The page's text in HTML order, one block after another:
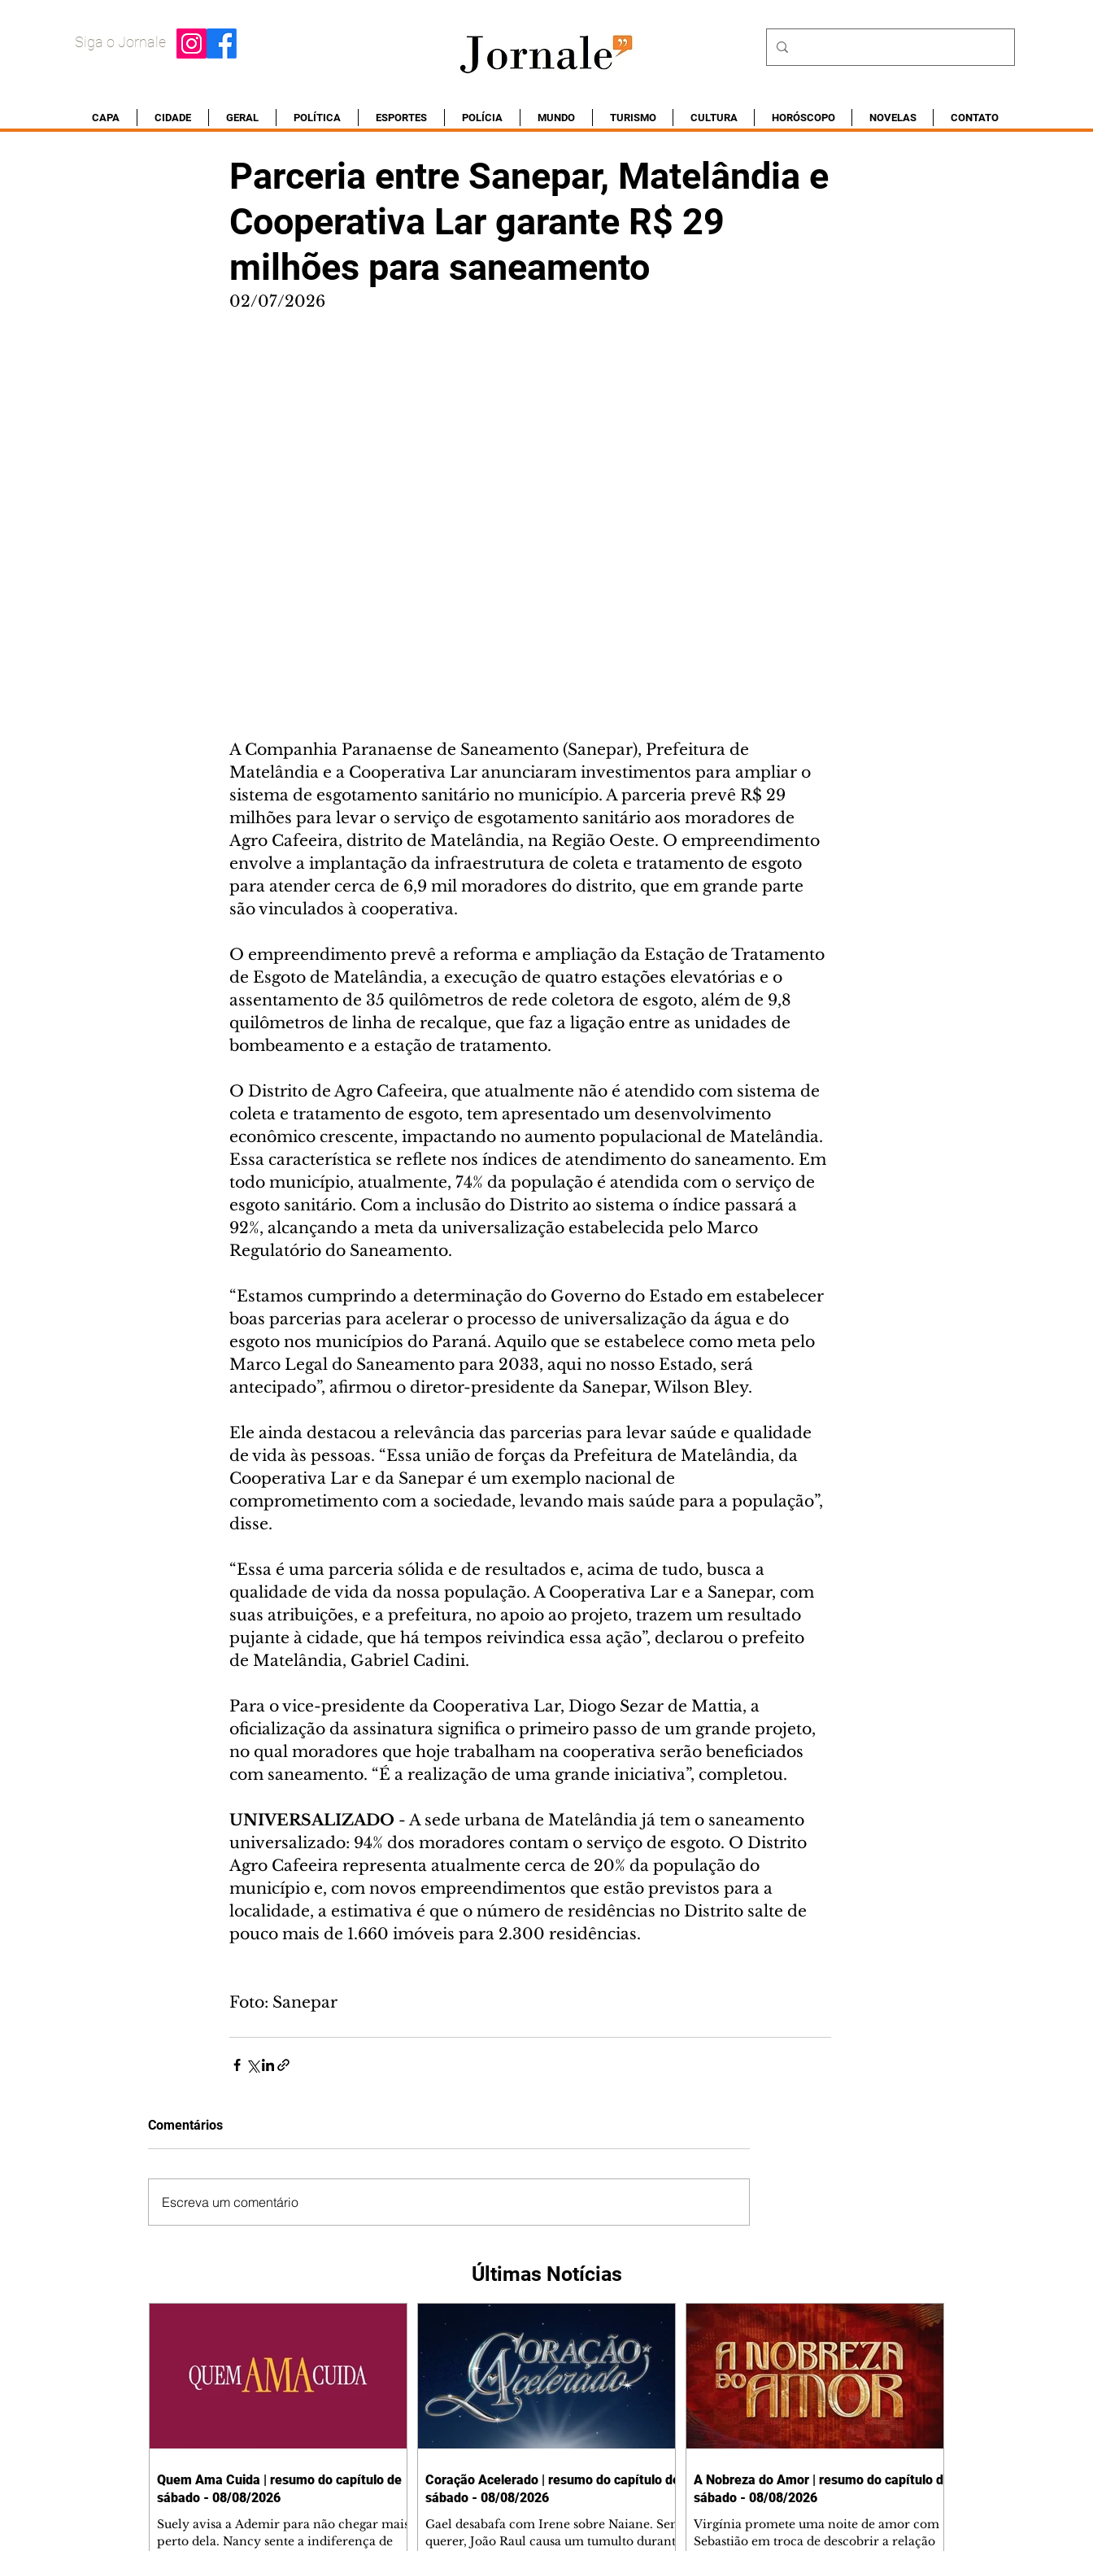
Siga o Jornale
CAPA CIDADE GERAL POLÍTICA ESPORTES POLÍCIA MUNDO TURISMO CULTURA HORÓSCOPO NOVELAS CONTATO
Parceria entre Sanepar, Matelândia e
Cooperativa Lar garante R$ 29
milhões para saneamento
02/07/2026
A Companhia Paranaense de Saneamento (Sanepar), Prefeitura de
Matelândia e a Cooperativa Lar anunciaram investimentos para ampliar o
sistema de esgotamento sanitário no município. A parceria prevê R$ 29
milhões para levar o serviço de esgotamento sanitário aos moradores de
Agro Cafeeira, distrito de Matelândia, na Região Oeste. O empreendimento
envolve a implantação da infraestrutura de coleta e tratamento de esgoto
para atender cerca de 6,9 mil moradores do distrito, que em grande parte
são vinculados à cooperativa.
O empreendimento prevê a reforma e ampliação da Estação de Tratamento
de Esgoto de Matelândia, a execução de quatro estações elevatórias e o
assentamento de 35 quilômetros de rede coletora de esgoto, além de 9,8
quilômetros de linha de recalque, que faz a ligação entre as unidades de
bombeamento e a estação de tratamento.
O Distrito de Agro Cafeeira, que atualmente não é atendido com sistema de
coleta e tratamento de esgoto, tem apresentado um desenvolvimento
econômico crescente, impactando no aumento populacional de Matelândia.
Essa característica se reflete nos índices de atendimento do saneamento. Em
todo município, atualmente, 74% da população é atendida com o serviço de
esgoto sanitário. Com a inclusão do Distrito ao sistema o índice passará a
92%, alcançando a meta da universalização estabelecida pelo Marco
Regulatório do Saneamento.
“Estamos cumprindo a determinação do Governo do Estado em estabelecer
boas parcerias para acelerar o processo de universalização da água e do
esgoto nos municípios do Paraná. Aquilo que se estabelece como meta pelo
Marco Legal do Saneamento para 2033, aqui no nosso Estado, será
antecipado”, afirmou o diretor-presidente da Sanepar, Wilson Bley.
Ele ainda destacou a relevância das parcerias para levar saúde e qualidade
de vida às pessoas. “Essa união de forças da Prefeitura de Matelândia, da
Cooperativa Lar e da Sanepar é um exemplo nacional de
comprometimento com a sociedade, levando mais saúde para a população”,
disse.
“Essa é uma parceria sólida e de resultados e, acima de tudo, busca a
qualidade de vida da nossa população. A Cooperativa Lar e a Sanepar, com
suas atribuições, e a prefeitura, no apoio ao projeto, trazem um resultado
pujante à cidade, que há tempos reivindica essa ação”, declarou o prefeito
de Matelândia, Gabriel Cadini.
Para o vice-presidente da Cooperativa Lar, Diogo Sezar de Mattia, a
oficialização da assinatura significa o primeiro passo de um grande projeto,
no qual moradores que hoje trabalham na cooperativa serão beneficiados
com saneamento. “É a realização de uma grande iniciativa”, completou.
UNIVERSALIZADO - A sede urbana de Matelândia já tem o saneamento
universalizado: 94% dos moradores contam o serviço de esgoto. O Distrito
Agro Cafeeira representa atualmente cerca de 20% da população do
município e, com novos empreendimentos que estão previstos para a
localidade, a estimativa é que o número de residências no Distrito salte de
pouco mais de 1.660 imóveis para 2.300 residências.
Foto: Sanepar
Comentários
Escreva um comentário
Últimas Notícias
Quem Ama Cuida | resumo do capítulo de
sábado - 08/08/2026
Suely avisa a Ademir para não chegar mais
perto dela. Nancy sente a indiferença de
Coração Acelerado | resumo do capítulo de
sábado - 08/08/2026
Gael desabafa com Irene sobre Naiane. Sem
querer, João Raul causa um tumulto durante
A Nobreza do Amor | resumo do capítulo de
sábado - 08/08/2026
Virgínia promete uma noite de amor com
Sebastião em troca de descobrir a relação